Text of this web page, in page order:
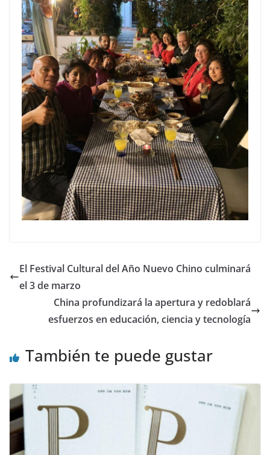
El Festival Cultural del Año Nuevo Chino culminará
el 3 de marzo
China profundizará la apertura y redoblará
esfuerzos en educación, ciencia y tecnología
También te puede gustar